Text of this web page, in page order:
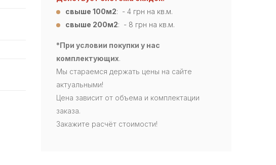
свыше 100м2: - 4 грн на кв.м.
свыше 200м2: - 8 грн на кв.м.
*При условии покупки у нас
комплектующих.
Мы стараемся держать цены на сайте
актуальными!
Цена зависит от объема и комплектации
заказа.
Закажите расчёт стоимости!